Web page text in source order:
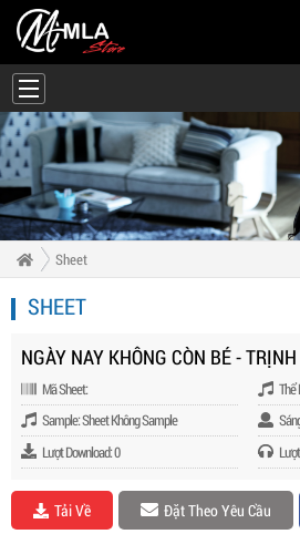
Sheet
SHEET
NGÀY NAY KHÔNG CÒN BÉ -
Mã Sheet:
Thể
Sample: Sheet Không Sample
Lượt Download: 0
Tải Về Đặt Theo Yêu Cầu